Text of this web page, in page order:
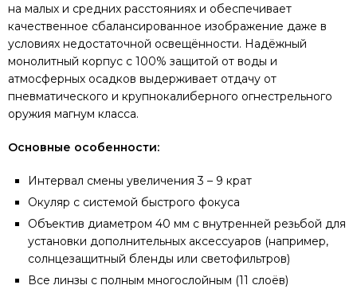
на малых и средних расстояниях и обеспечивает
качественное сбалансированное изображение даже в
условиях недостаточной освещённости. Надёжный
монолитный корпус с 100% защитой от воды и
атмосферных осадков выдерживает отдачу от
пневматического и крупнокалиберного огнестрельного
оружия магнум класса.
Основные особенности:
Интервал смены увеличения 3 – 9 крат
Окуляр с системой быстрого фокуса
Объектив диаметром 40 мм с внутренней резьбой для
установки дополнительных аксессуаров (например,
солнцезащитный бленды или светофильтров)
Все линзы с полным многослойным (11 слоёв)